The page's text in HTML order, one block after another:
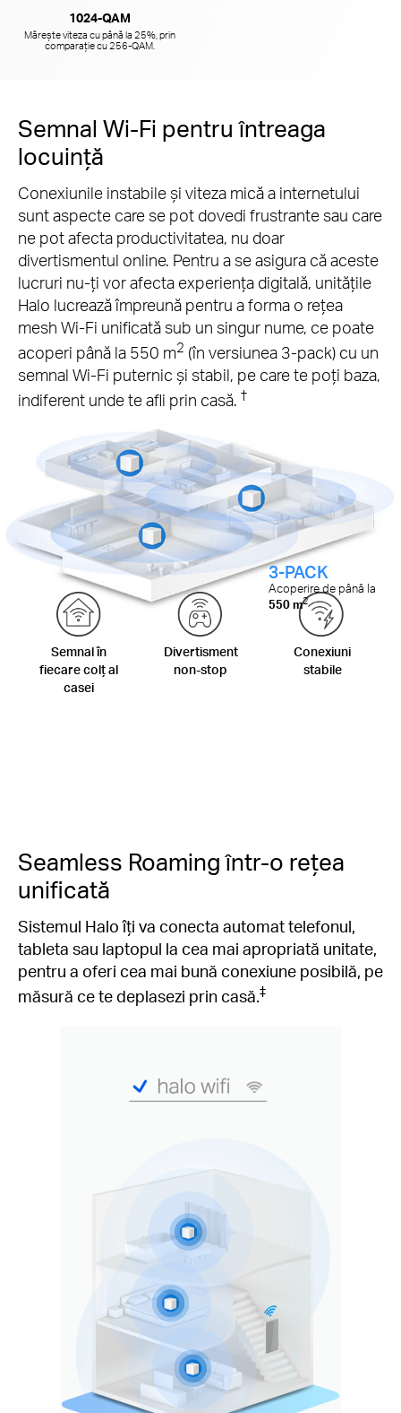
1024-QAM
Mărește viteza cu până la 25%, prin
comparație cu 256-QAM.
Semnal Wi-Fi pentru întreaga
locuință
Conexiunile instabile și viteza mică a internetului
sunt aspecte care se pot dovedi frustrante sau care
ne pot afecta productivitatea, nu doar
divertismentul online. Pentru a se asigura că aceste
lucruri nu-ți vor afecta experiența digitală, unitățile
Halo lucrează împreună pentru a forma o rețea
mesh Wi-Fi unificată sub un singur nume, ce poate
acoperi până la 550 m2 (în versiunea 3-pack) cu un
semnal Wi-Fi puternic și stabil, pe care te poți baza,
indiferent unde te afli prin casă. †
Semnal în
fiecare colț al
casei
Divertisment
non-stop
Conexiuni
stabile
3-PACK
Acoperire de până la
550 m2
Seamless Roaming într-o rețea
unificată
Sistemul Halo îți va conecta automat telefonul,
tableta sau laptopul la cea mai apropriată unitate,
pentru a oferi cea mai bună conexiune posibilă, pe
măsură ce te deplasezi prin casă.‡